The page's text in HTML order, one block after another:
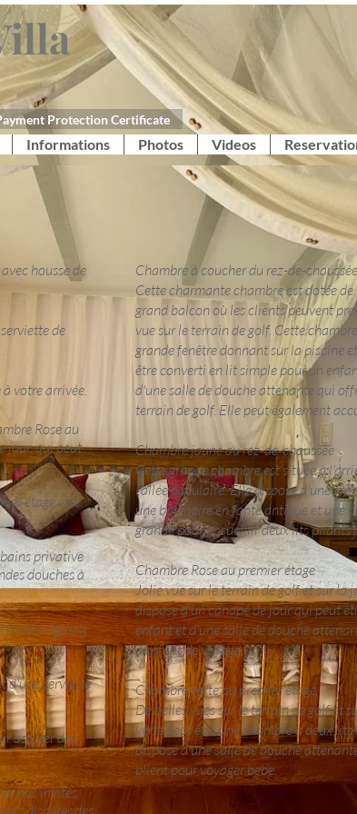
Protection Certificate
Informations Photos Videos
housse de
de
votre arrivée.
Rose au
jour, qui peut
étage vert
privative
douches à
fonte originale
d'une serviette
assurer des
nos invités,
discuter des
Chambre à coucher du rez-de-
Cette charmante chambre est dotée
grand balcon où les clients peuvent
vue sur le terrain de golf. Cette
grande fenêtre donnant sur la piscine
être converti en lit simple pour un
d'une salle de douche attenante qui
terrain de golf. Elle peut également
Chambre jaune au rez-de-chaussée
Cette grande chambre est située à
l'allée circulaire. Elle dispose d'une
une baignoire en fonte antique et une
grande pour accueillir deux lits pliants
Chambre Rose au premier étage
Jolie vue sur le terrain de golf et sur la
dispose d'un canapé de jour qui peut
enfant et d'une salle de douche
d'enfant de voyage.
Chambre verte au premier étage
De belles vues sur le terrain de golf et
verte peut être une chambre à deux
dispose d'une salle de douche
plient pour voyager bebe.